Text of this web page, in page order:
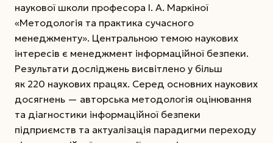
наукової школи професора І. А. Маркіної
«Методологія та практика сучасного
менеджменту». Центральною темою наукових
інтересів є менеджмент інформаційної безпеки.
Результати досліджень висвітлено у більш
як 220 наукових працях. Серед основних наукових
досягнень — авторська методологія оцінювання
та діагностики інформаційної безпеки
підприємств та актуалізація парадигми переходу